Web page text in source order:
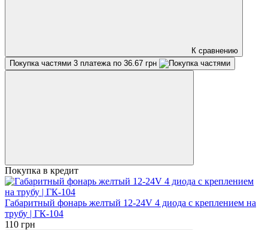
К сравнению
Покупка частями 3 платежа по 36.67 грн
Покупка в кредит
Габаритный фонарь желтый 12-24V 4 диода с креплением на
трубу | ГК-104
110 грн